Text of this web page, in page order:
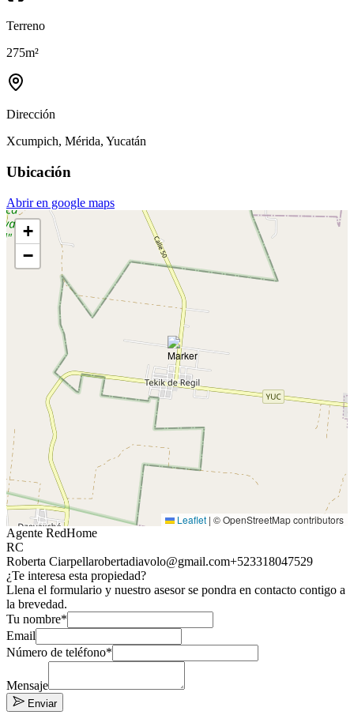
Terreno
275m²
Dirección
Xcumpich, Mérida, Yucatán
Ubicación
Abrir en google maps
+
−
Leaflet | © OpenStreetMap contributors
Agente RedHome
RC
Roberta Ciarpellarobertadiavolo@gmail.com+523318047529
¿Te interesa esta propiedad?
Llena el formulario y nuestro asesor se pondra en contacto contigo a
la brevedad.
Tu nombre*
Email
Número de teléfono*
Mensaje
Enviar